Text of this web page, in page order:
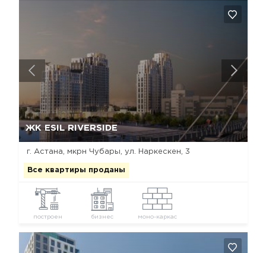
ЖК ESIL RIVERSIDE
г. Астана, мкрн Чубары, ул. Наркескен, 3
Все квартиры проданы
построен бизнес моно-каркас
Да, удалить Отмена